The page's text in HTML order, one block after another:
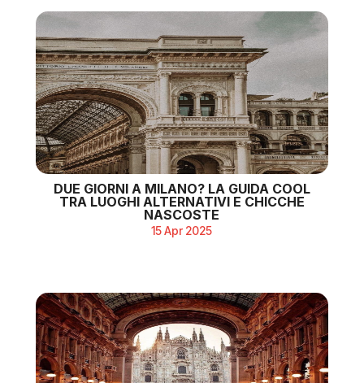
DUE GIORNI A MILANO? LA GUIDA COOL
TRA LUOGHI ALTERNATIVI E CHICCHE
NASCOSTE
15 Apr 2025